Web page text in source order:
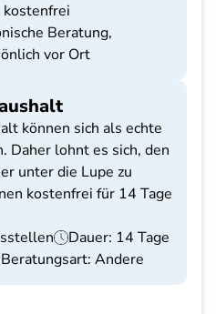
kostenfrei
Beratung,
vor Ort
können sich als echte
Daher lohnt es sich, den
unter die Lupe zu
kostenfrei für 14 Tage
Dauer: 14 Tage
Beratungsart: Andere